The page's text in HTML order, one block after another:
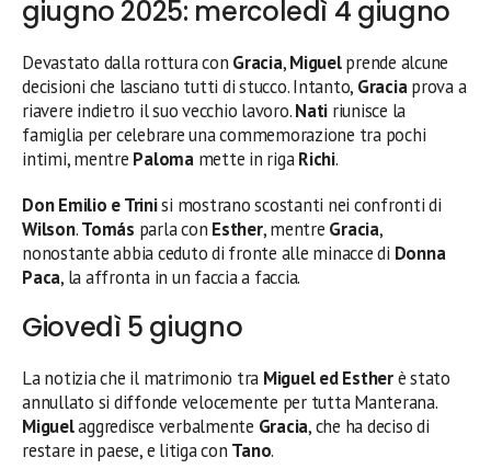
giugno 2025: mercoledì 4 giugno
Devastato dalla rottura con Gracia,Miguelprende alcune
decisioni che lasciano tutti di stucco. Intanto, Graciaprova a
riavere indietro il suo vecchio lavoro.Nati riunisce la
famiglia per celebrare una commemorazione tra pochi
intimi, mentre Palomamette in rigaRichi.
Don Emilio e Trinisi mostrano scostanti nei confronti di
Wilson.Tomás parla con Esther, mentre Gracia,
nonostante abbia ceduto di fronte alle minacce di Donna
Paca, la affronta in un faccia a faccia.
Giovedì 5 giugno
La notizia che il matrimonio tra Miguel ed Estherè stato
annullato si diffonde velocemente per tutta Manterana.
Miguelaggredisce verbalmente Gracia, che ha deciso di
restare in paese, e litiga con Tano.